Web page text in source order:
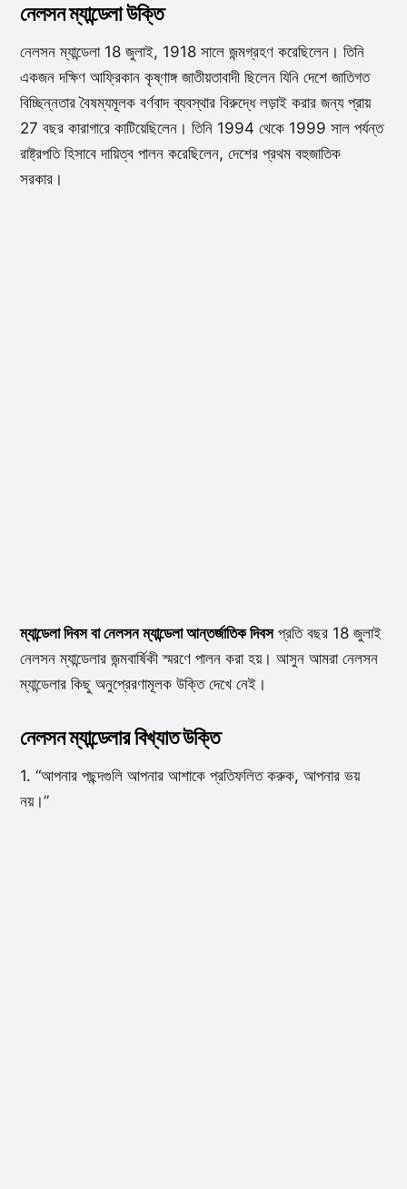
নেলসন ম্যান্ডেলা উক্তি
নেলসন ম্যান্ডেলা 18 জুলাই, 1918 সালে জন্মগ্রহণ করেছিলেন। তিনি
একজন দক্ষিণ আফ্রিকান কৃষ্ণাঙ্গ জাতীয়তাবাদী ছিলেন যিনি দেশে জাতিগত
বিচ্ছিন্নতার বৈষম্যমূলক বর্ণবাদ ব্যবস্থার বিরুদ্ধে লড়াই করার জন্য প্রায়
27 বছর কারাগারে কাটিয়েছিলেন। তিনি 1994 থেকে 1999 সাল পর্যন্ত
রাষ্ট্রপতি হিসাবে দায়িত্ব পালন করেছিলেন, দেশের প্রথম বহুজাতিক
সরকার।
ম্যান্ডেলা দিবস বা নেলসন ম্যান্ডেলা আন্তর্জাতিক দিবস প্রতি বছর 18 জুলাই
নেলসন ম্যান্ডেলার জন্মবার্ষিকী স্মরণে পালন করা হয়। আসুন আমরা নেলসন
ম্যান্ডেলার কিছু অনুপ্রেরণামূলক উক্তি দেখে নেই।
নেলসন ম্যান্ডেলার বিখ্যাত উক্তি
1. “আপনার পছন্দগুলি আপনার আশাকে প্রতিফলিত করুক, আপনার ভয়
নয়।”